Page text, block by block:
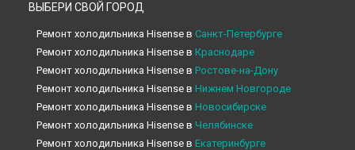
ВЫБЕРИ СВОЙ ГОРОД
Ремонт холодильника Hisense в Санкт-Петербурге
Ремонт холодильника Hisense в Краснодаре
Ремонт холодильника Hisense в Ростове-на-Дону
Ремонт холодильника Hisense в Нижнем Новгороде
Ремонт холодильника Hisense в Новосибирске
Ремонт холодильника Hisense в Челябинске
Ремонт холодильника Hisense в Екатеринбурге